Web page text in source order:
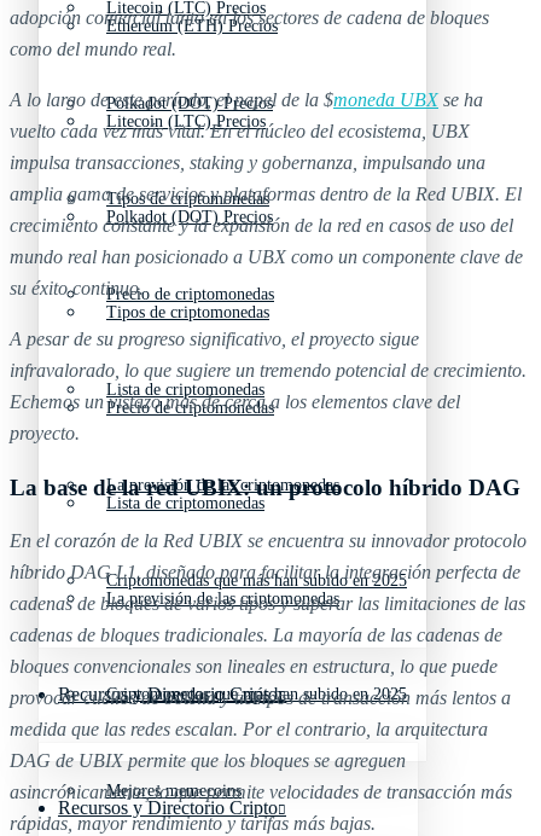
Litecoin (LTC) Precios
Polkadot (DOT) Precios
Tipos de criptomonedas
Precio de criptomonedas
Lista de criptomonedas
La previsión de las criptomonedas
Criptomonedas que más han subido en 2025
Recursos y Directorio Cripto
Mejores memecoins
Ethereum (ETH) Precios
Litecoin (LTC) Precios
Polkadot (DOT) Precios
Tipos de criptomonedas
Precio de criptomonedas
Lista de criptomonedas
La previsión de las criptomonedas
Criptomonedas que más han subido en 2025
Recursos y Directorio Cripto
adopción comercial tanto en los sectores de cadena de bloques
como del mundo real.
A lo largo de este período, el papel de la $moneda UBX se ha
vuelto cada vez más vital. En el núcleo del ecosistema, UBX
impulsa transacciones, staking y gobernanza, impulsando una
amplia gama de servicios y plataformas dentro de la Red UBIX. El
crecimiento constante y la expansión de la red en casos de uso del
mundo real han posicionado a UBX como un componente clave de
su éxito continuo.
A pesar de su progreso significativo, el proyecto sigue
infravalorado, lo que sugiere un tremendo potencial de crecimiento.
Echemos un vistazo más de cerca a los elementos clave del
proyecto.
La base de la red UBIX: un protocolo híbrido DAG
En el corazón de la Red UBIX se encuentra su innovador protocolo
híbrido DAG L1, diseñado para facilitar la integración perfecta de
cadenas de bloques de varios tipos y superar las limitaciones de las
cadenas de bloques tradicionales. La mayoría de las cadenas de
bloques convencionales son lineales en estructura, lo que puede
provocar cuellos de botella y tiempos de transacción más lentos a
medida que las redes escalan. Por el contrario, la arquitectura
DAG de UBIX permite que los bloques se agreguen
asincrónicamente, lo que permite velocidades de transacción más
rápidas, mayor rendimiento y tarifas más bajas.